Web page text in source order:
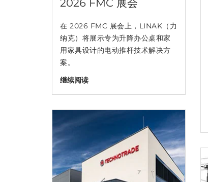
2026 FMC 展会
在 2026 FMC 展会上，LINAK（力
纳克）将展示专为升降办公桌和家
用家具设计的电动推杆技术解决方
案。
继续阅读